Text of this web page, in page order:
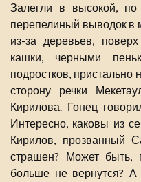
Залегли в высокой, по
перепелиный выводок в
из-за деревьев,
кашки, черными
подростков,
сторону речки
Кирилова. Гонец
Интересно, каковы из
Кирилов, прозванный
страшен? Может быть,
больше не вернутся?